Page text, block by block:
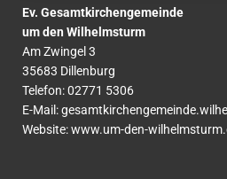
Ev. Gesamtkirchengemeinde
um den Wilhelmsturm
Am Zwingel 3
35683 Dillenburg
Telefon:02771 5306
E-Mail:
Website: www.um-den-